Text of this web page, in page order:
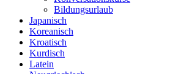
Bildungsurlaub
Japanisch
Koreanisch
Kroatisch
Kurdisch
Latein